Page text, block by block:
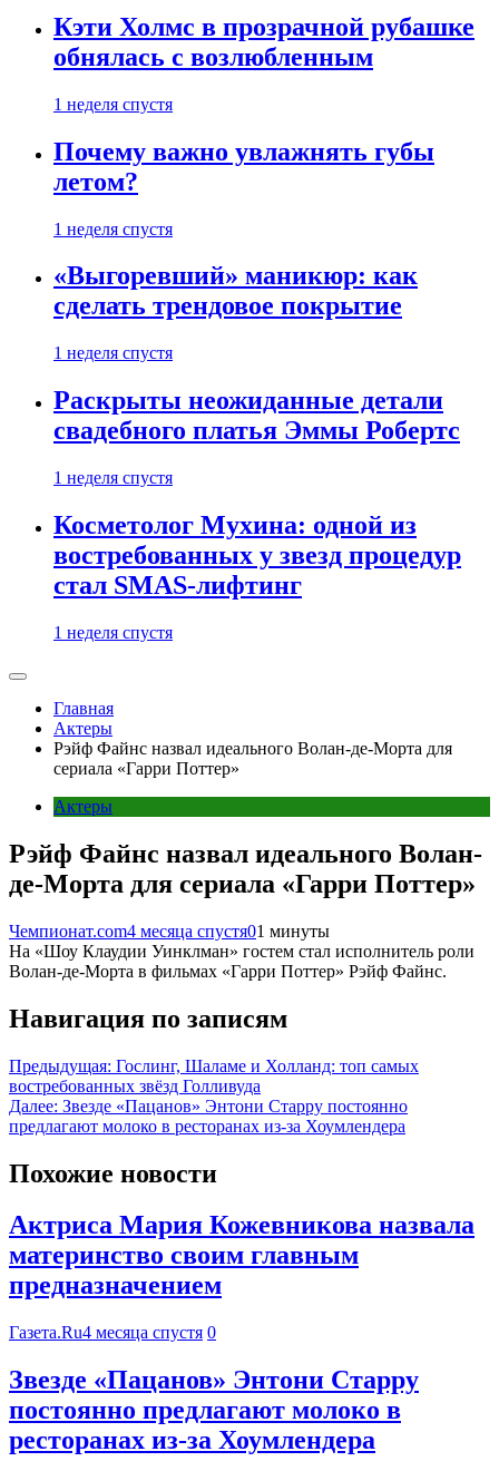
Кэти Холмс в прозрачной рубашке
обнялась с возлюбленным
1 неделя спустя
Почему важно увлажнять губы
летом?
1 неделя спустя
«Выгоревший» маникюр: как
сделать трендовое покрытие
1 неделя спустя
Раскрыты неожиданные детали
свадебного платья Эммы Робертс
1 неделя спустя
Косметолог Мухина: одной из
востребованных у звезд процедур
стал SMAS-лифтинг
1 неделя спустя
Главная
Актеры
Рэйф Файнс назвал идеального Волан-де-Морта для
сериала «Гарри Поттер»
Актеры
Рэйф Файнс назвал идеального Волан-
де-Морта для сериала «Гарри Поттер»
Чемпионат.com4 месяца спустя01 минуты
На «Шоу Клаудии Уинклман» гостем стал исполнитель роли
Волан-де-Морта в фильмах «Гарри Поттер» Рэйф Файнс.
Навигация по записям
Предыдущая: Гослинг, Шаламе и Холланд: топ самых
востребованных звёзд Голливуда
Далее: Звезде «Пацанов» Энтони Старру постоянно
предлагают молоко в ресторанах из-за Хоумлендера
Похожие новости
Актриса Мария Кожевникова назвала
материнство своим главным
предназначением
Газета.Ru4 месяца спустя 0
Звезде «Пацанов» Энтони Старру
постоянно предлагают молоко в
ресторанах из-за Хоумлендера